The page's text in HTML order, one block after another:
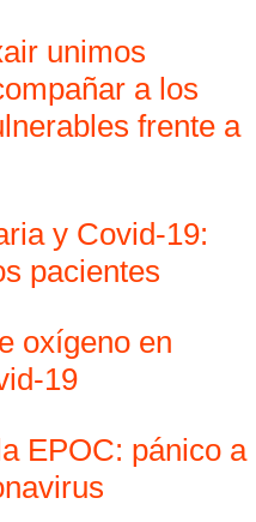
unimos
a los
frente a
y Covid-19:
pacientes
oxígeno en
19
EPOC: pánico a